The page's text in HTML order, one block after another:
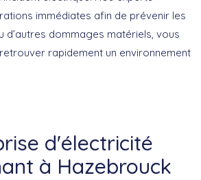
immédiates afin de prévenir les
d’autres dommages matériels, vous
rapidement un environnement
d'électricité
à Hazebrouck